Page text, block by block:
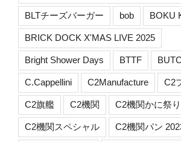
BLTチーズバーガー bob BOKU
BRICK DOCK X'MAS LIVE 2025
Bright Shower Days BTTF
C.Cappellini C2Manufacture C2
C2旗艦 C2機関 C2機関かに祭り
C2機関スペシャル C2機関パン